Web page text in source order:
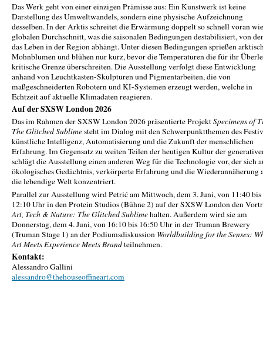
Das Werk geht von einer einzigen Prämisse aus: Ein Kunstwerk ist keine
Darstellung des Umweltwandels, sondern eine physische Aufzeichnung
desselben. In der Arktis schreitet die Erwärmung doppelt so schnell voran
globalen Durchschnitt, was die saisonalen Bedingungen destabilisiert, von
das Leben in der Region abhängt. Unter diesen Bedingungen sprießen
Mohnblumen und blühen nur kurz, bevor die Temperaturen die für ihr
kritische Grenze überschreiten. Die Ausstellung verfolgt diese Entwicklung
anhand von Leuchtkasten-Skulpturen und Pigmentarbeiten, die von
maßgeschneiderten Robotern und KI-Systemen erzeugt werden, welche in
Echtzeit auf aktuelle Klimadaten reagieren.
Auf der SXSW London 2026
Das im Rahmen der SXSW London 2026 präsentierte ProjektSpecimens of
The Glitched Sublimesteht im Dialog mit den Schwerpunktthemen des
künstliche Intelligenz, Automatisierung und die Zukunft der menschlichen
Erfahrung. Im Gegensatz zu weiten Teilen der heutigen Kultur der
schlägt die Ausstellung einen anderen Weg für die Technologie vor, der sich
ökologisches Gedächtnis, verkörperte Erfahrung und die Wiederannäherung
die lebendige Welt konzentriert.
Parallel zur Ausstellung wird Petrić am Mittwoch, dem 3. Juni, von 11:40 bis
12:10 Uhr in den Protein Studios (Bühne 2) auf der SXSW London den
Art, Tech & Nature: The Glitched Sublimehalten. Außerdem wird sie am
Donnerstag, dem 4. Juni, von 16:10 bis 16:50 Uhr in der Truman Brewery
(Truman Stage 1) an der Podiumsdiskussion Worldbuilding for the Senses:
Art Meets Experience Meets Brandteilnehmen.
Kontakt:
Alessandro Gallini
alessandro@thehouseoffineart.com